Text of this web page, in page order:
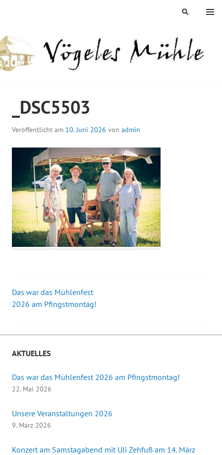
MENÜ
SUCHEN
_DSC5503
Veröffentlicht am 10. Juni 2026 von admin
Beitrags-
Das war das Mühlenfest
2026 am Pfingstmontag!
AKTUELLES
Das war das Mühlenfest 2026 am Pfingstmontag!
22. Mai 2026
Unsere Veranstaltungen 2026
9. März 2026
Konzert am Samstagabend mit Uli Zehfuß am 14. März